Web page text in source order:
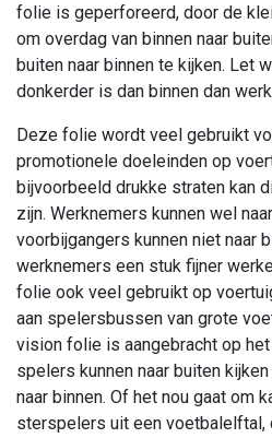
folie is geperforeerd, door de
om overdag van binnen naar
buiten naar binnen te kijken. Let
donkerder is dan binnen dan
Deze folie wordt veel gebruikt
promotionele doeleinden op
bijvoorbeeld drukke straten kan
zijn. Werknemers kunnen wel
voorbijgangers kunnen niet naar
werknemers een stuk fijner
folie ook veel gebruikt op
aan spelersbussen van grote
vision folie is aangebracht op
spelers kunnen naar buiten
naar binnen. Of het nou gaat om
sterspelers uit een